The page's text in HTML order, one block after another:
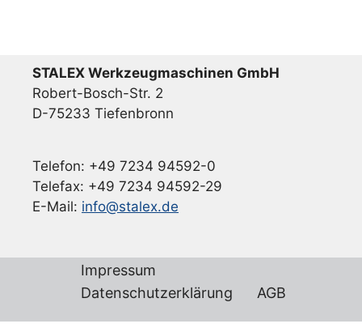
STALEX Werkzeugmaschinen GmbH
Robert-Bosch-Str. 2
D-75233 Tiefenbronn
Telefon: +49 7234 94592-0
Telefax: +49 7234 94592-29
E-Mail: info@stalex.de
Impressum
Datenschutzerklärung
AGB